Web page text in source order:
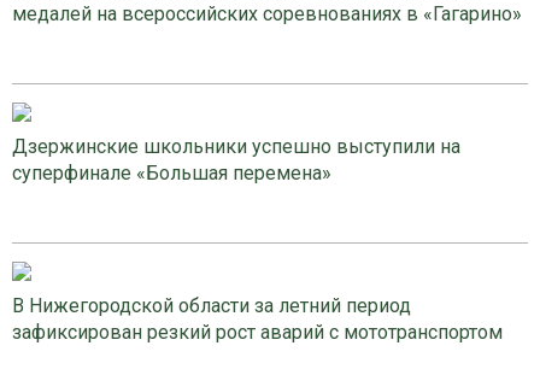
медалей на всероссийских соревнованиях в «Гагарино»
Дзержинские школьники успешно выступили на
суперфинале «Большая перемена»
В Нижегородской области за летний период
зафиксирован резкий рост аварий с мототранспортом